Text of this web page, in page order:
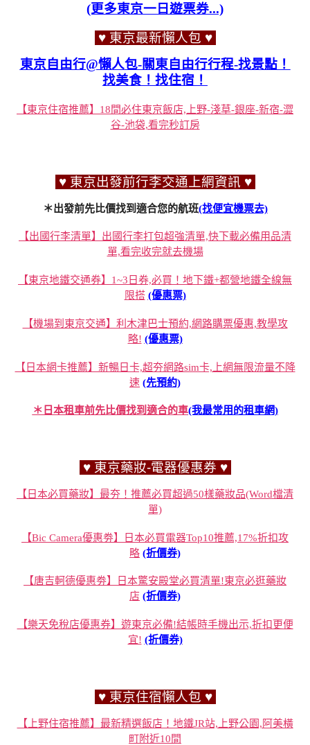
(更多東京一日遊票券...)
♥ 東京最新懶人包 ♥
東京自由行@懶人包-關東自由行行程-找景點！
找美食！找住宿！
【東京住宿推薦】18間必住東京飯店,上野-淺草-銀座-新宿-澀
谷-池袋,看完秒訂房
♥ 東京出發前行李交通上網資訊 ♥
＊出發前先比價找到適合您的航班(找便宜機票去)
【出國行李清單】出國行李打包超強清單,快下載必備用品清
單,看完收完就去機場
【東京地鐵交通券】1~3日券,必買！地下鐵+都營地鐵全線無
限搭 (優惠票)
【機場到東京交通】利木津巴士預約,網路購票優惠,教學攻
略! (優惠票)
【日本網卡推薦】新暢日卡,超夯網路sim卡,上網無限流量不降
速 (先預約)
＊日本租車前先比價找到適合的車(我最常用的租車網)
♥ 東京藥妝-電器優惠券 ♥
【日本必買藥妝】最夯！推薦必買超過50樣藥妝品(Word檔清
單)
【Bic Camera優惠劵】日本必買電器Top10推薦,17%折扣攻
略 (折價券)
【唐吉軻德優惠劵】日本驚安殿堂必買清單!東京必逛藥妝
店 (折價券)
【樂天免稅店優惠券】遊東京必備!結帳時手機出示,折扣更便
宜! (折價券)
♥ 東京住宿懶人包 ♥
【上野住宿推薦】最新精選飯店！地鐵JR站,上野公園,阿美橫
町附近10間